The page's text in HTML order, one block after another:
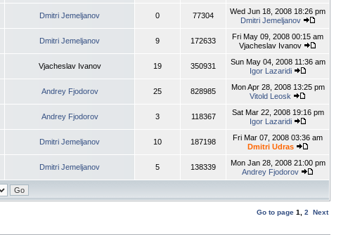
Dmitri Jemeljanov 0 77304
Wed Jun 18, 2008 18:26 pm
Dmitri Jemeljanov
Dmitri Jemeljanov 9 172633
Fri May 09, 2008 00:15 am
Vjacheslav Ivanov
Vjacheslav Ivanov 19 350931
Sun May 04, 2008 11:36 am
Igor Lazaridi
Andrey Fjodorov 25 828985
Mon Apr 28, 2008 13:25 pm
Vitold Leosk
Andrey Fjodorov 3 118367
Sat Mar 22, 2008 19:16 pm
Igor Lazaridi
Dmitri Jemeljanov 10 187198
Fri Mar 07, 2008 03:36 am
Dmitri Udras
Dmitri Jemeljanov 5 138339
Mon Jan 28, 2008 21:00 pm
Andrey Fjodorov
Go to page 1 2 Next